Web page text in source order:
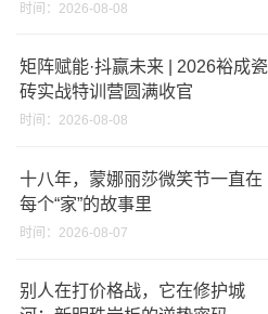
时间：2026-08-08
矩阵赋能·抖赢未来 | 2026裕成瓷
砖实战特训营圆满收官
时间：2026-08-08
十八年，蒙娜丽莎微笑节一直在
每个“家”的故事里
时间：2026-08-07
别人在打价格战，它在修护城